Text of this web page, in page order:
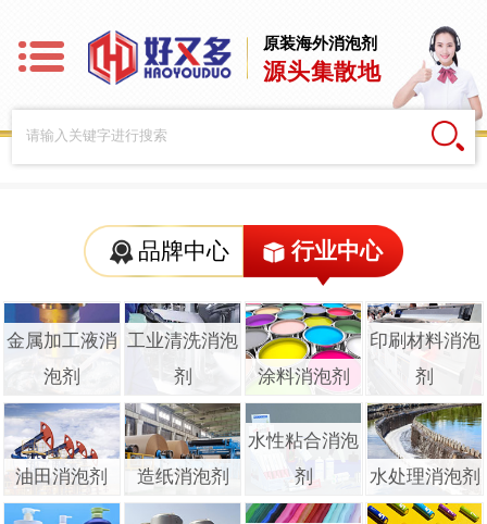
原装海外消泡剂
源头集散地
品牌中心 行业中心
金属加工液消
泡剂
工业清洗消泡
剂
涂料消泡剂
印刷材料消泡
剂
油田消泡剂 造纸消泡剂
水性粘合消泡
剂
水处理消泡剂